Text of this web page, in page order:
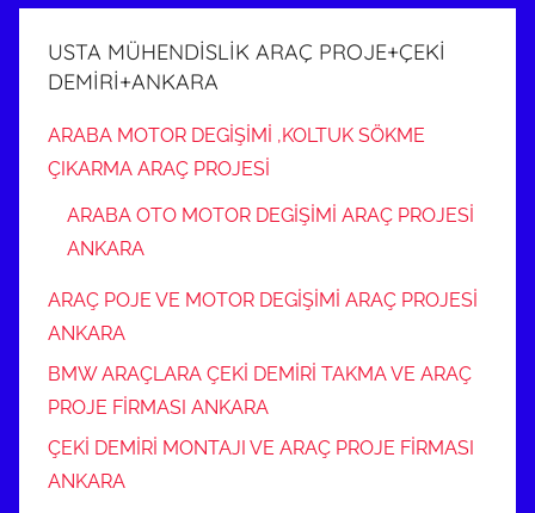
USTA MÜHENDİSLİK ARAÇ PROJE+ÇEKİ
DEMİRİ+ANKARA
ARABA MOTOR DEGİŞİMİ ,KOLTUK SÖKME
ÇIKARMA ARAÇ PROJESİ
ARABA OTO MOTOR DEGİŞİMİ ARAÇ PROJESİ
ANKARA
ARAÇ POJE VE MOTOR DEGİŞİMİ ARAÇ PROJESİ
ANKARA
BMW ARAÇLARA ÇEKİ DEMİRİ TAKMA VE ARAÇ
PROJE FİRMASI ANKARA
ÇEKİ DEMİRİ MONTAJI VE ARAÇ PROJE FİRMASI
ANKARA